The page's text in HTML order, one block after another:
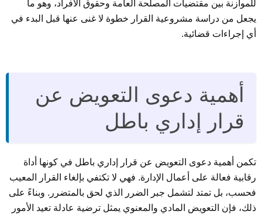
للموازنة بين مقتضيات المصلحة العامة وحقوق الأفراد، وهو ما
يجعل من دراسة مشروعية القرار خطوة لا غنى عنها قبل البدء في
أي إجراءات قضائية.
أهمية دعوى التعويض عن
قرار إداري باطل
تكمن أهمية دعوى التعويض عن قرار إداري باطل في كونها أداة
رقابية فعالة على أعمال الإدارة. فهي لا تكتفي بإلغاء القرار المعيب
فحسب، بل تمتد لتشمل جبر الضرر الذي لحق بالمتضرر. وبناءً على
ذلك، فإن التعويض المادي والمعنوي يمثل ترضية عادلة تعيد الأمور